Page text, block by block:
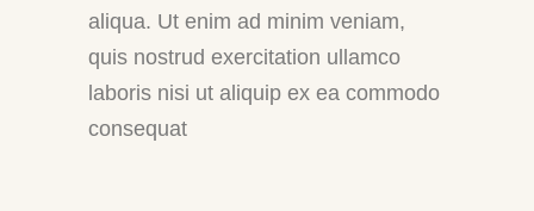
aliqua. Ut enim ad minim veniam,
quis nostrud exercitation ullamco
laboris nisi ut aliquip ex ea commodo
consequat